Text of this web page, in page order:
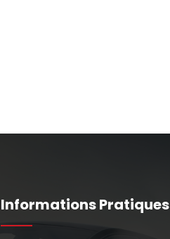
Informations Pratiques